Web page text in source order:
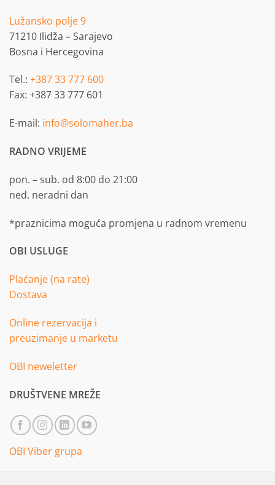
Lužansko polje 9
71210 Ilidža – Sarajevo
Bosna i Hercegovina
Tel.: +387 33 777 600
Fax: +387 33 777 601
E-mail: info@solomaher.ba
RADNO VRIJEME
pon. – sub. od 8:00 do 21:00
ned. neradni dan
*praznicima moguća promjena u radnom vremenu
OBI USLUGE
Plaćanje (na rate)
Dostava
Online rezervacija i
preuzimanje u marketu
OBI neweletter
DRUŠTVENE MREŽE
OBI Viber grupa